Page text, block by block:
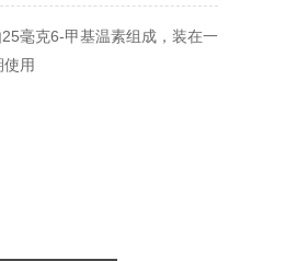
毫克6-甲基温素组成，装在一
用